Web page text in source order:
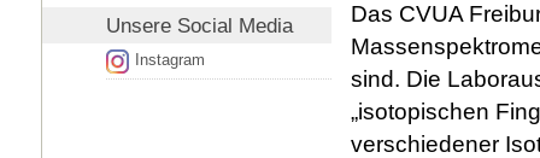
Unsere Social Media
Instagram
Das CVUA
sind. Die
„isotopischen
verschiedener